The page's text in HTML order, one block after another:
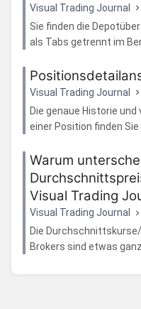
Visual Trading Journal
Sie finden die
als Tabs getrennt im
Visual Trading Journal
Die genaue Historie
einer Position finden Sie
Warum
Visual Trading
Visual Trading Journal
Die
Brokers sind etwas